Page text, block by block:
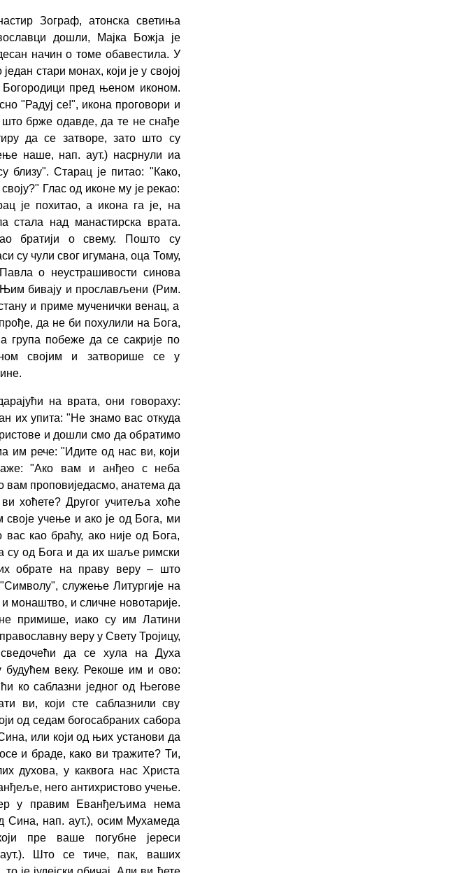
Зограф, атонска светиња
дошли, Мајка Божја је
начин о томе обавестила. У
стари монах, који је у својој
Богородици пред њеном иконом.
"Радуј се!", икона проговори и
брже одавде, да те не снађе
да се затворе, зато што су
наше, нап. аут.) насрнули иа
близу". Старац је питао: "Како,
Глас од иконе му је рекао:
је похитао, а икона га је, на
стала над манастирска врата.
братији о свему. Пошто су
су чули свог игумана, оца Тому,
о неустрашивости синова
Њим бивају и прослављени (Рим.
и приме мученички венац, а
да не би похулили на Бога,
група побеже да се сакрије по
својим и затворише се у
на врата, они говораху:
их упита: "Не знамо вас откуда
и дошли смо да обратимо
им рече: "Идите од нас ви, који
"Ако вам и анђео с неба
вам проповиједасмо, анатема да
хоћете? Другог учитеља хоће
своје учење и ако је од Бога, ми
као браћу, ако није од Бога,
су од Бога и да их шаље римски
обрате на праву веру– што
служење Литургије на
монаштво, и сличне новотарије.
не примише, иако су им Латини
веру у Свету Тројицу,
сведочећи да се хула на Духа
будућем веку. Рекоше им и ово:
ко саблазни једног од Његове
ви, који сте саблазнили сву
од седам богосабраних сабора
или који од њих установи да
и браде, како ви тражите? Ти,
духова, у каквога нас Христа
него антихристово учење.
у правим Еванђељима нема
Сина, нап. аут.), осим Мухамеда
који пре ваше погубне јереси
Што се тиче, пак, ваших